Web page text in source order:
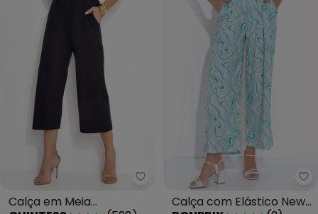
Quintess - Calça em Meia
Calça em Meia
Calça com Elástico New